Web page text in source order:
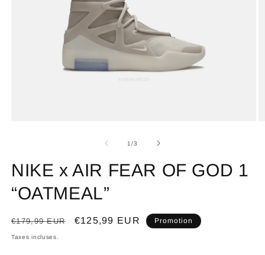
1/de
3
NIKE x AIR FEAR OF GOD 1
“OATMEAL”
Prix
habituel
€179,99 EUR
Prix
€125,99 EUR Promotion
Taxes incluses.